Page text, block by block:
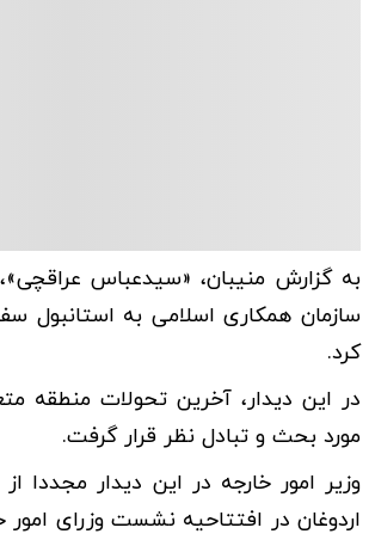
به گزارش منیبان، «سیدعباس
سازمان همکاری اسلامی به استانبول
کرد.
‌در این دیدار، آخرین تحولات منطقه
مورد بحث و تبادل نظر قرار گرفت.
وزیر امور خارجه در این دیدار
اردوغان در افتتاحیه نشست وزرای